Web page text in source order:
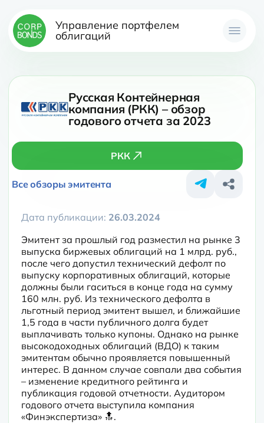
Управление портфелем
облигаций
Русская Контейнерная
компания (РКК) – обзор
годового отчета за 2023
РКК
Все обзоры эмитента
Дата публикации: 26.03.2024
Эмитент за прошлый год разместил на рынке 3
выпуска биржевых облигаций на 1 млрд. руб.,
после чего допустил технический дефолт по
выпуску корпоративных облигаций, которые
должны были гаситься в конце года на сумму
160 млн. руб. Из технического дефолта в
льготный период эмитент вышел, и ближайшие
1,5 года в части публичного долга будет
выплачивать только купоны. Однако на рынке
высокодоходных облигаций (ВДО) к таким
эмитентам обычно проявляется повышенный
интерес. В данном случае совпали два события
– изменение кредитного рейтинга и
публикация годовой отчетности. Аудитором
годового отчета выступила компания
«Финэкспертиза» 🔝.